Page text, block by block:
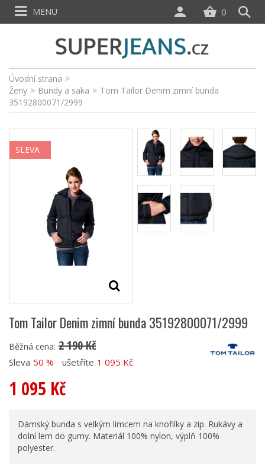
Úvodní strana >
Ženy > Bundy a saka > Tom Tailor Denim zimní bunda
35192800071/2999
SLEVA
Tom Tailor Denim zimní bunda 35192800071/2999
Běžná cena: 2 190 Kč
Sleva 50 % ušetříte 1 095 Kč
1 095 Kč
Dámský bunda s velkým límcem na knoflíky a zip. Rukávy a
dolní lem do gumy. Materiál 100% nylon, výplň 100%
polyester.
0
MENU